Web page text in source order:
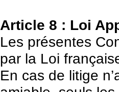
Article 8 : Loi
Les présentes
par la Loi
En cas de litige